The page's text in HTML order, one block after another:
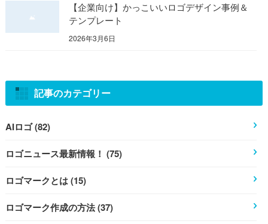
【企業向け】かっこいいロゴデザイン事例＆
テンプレート
2026年3月6日
記事のカテゴリー
AIロゴ (82)
ロゴニュース最新情報！ (75)
ロゴマークとは (15)
ロゴマーク作成の方法 (37)